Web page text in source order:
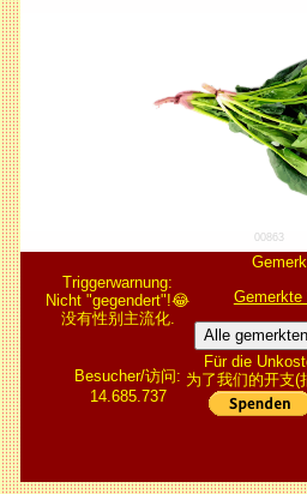
00863
Triggerwarnung:
Nicht "gegendert"!😂
没有性别主流化.
Gemerkte
Alle
Besucher/访问:
14.685.737
Für die
为了我们的开支(